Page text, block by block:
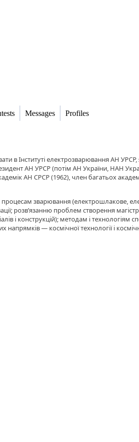
Messages Profiles
в Інституті електрозварювання АН
АН УРСР (потім АН України, НАН
АН СРСР (1962), член багатьох
зварювання (електрошлакове,
розв’язанню проблем створення
і конструкцій); методам і технологіям
— космічної технології і